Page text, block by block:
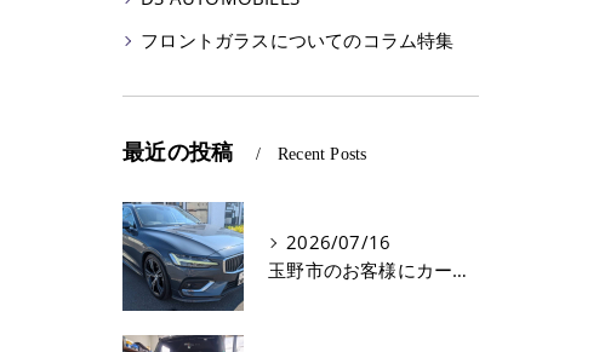
フロントガラスについてのコラム特集
最近の投稿 Recent Posts
2026/07/16
玉野市のお客様にカーフィルム(遮熱フィルム) V60【nexus株式会社】